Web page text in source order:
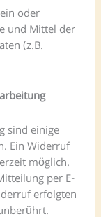
oder
und Mittel der
(z.B.
sind einige
Ein Widerruf
möglich.
per E-
erfolgten